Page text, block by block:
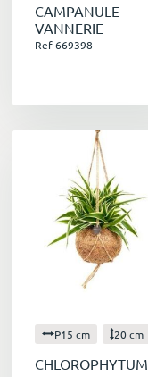
CAMPANULE
VANNERIE
Ref 669398
P15 cm 20 cm
CHLOROPHYTUM